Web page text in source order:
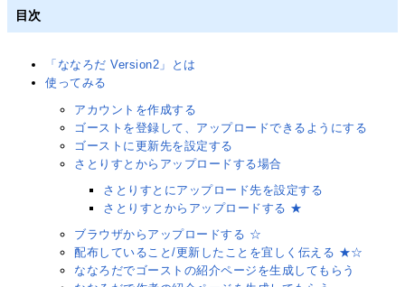
目次
「ななろだ Version2」とは
使ってみる
アカウントを作成する
ゴーストを登録して、アップロードできるようにする
ゴーストに更新先を設定する
さとりすとからアップロードする場合
さとりすとにアップロード先を設定する
さとりすとからアップロードする ★
ブラウザからアップロードする ☆
配布していること/更新したことを宜しく伝える ★☆
ななろだでゴーストの紹介ページを生成してもらう